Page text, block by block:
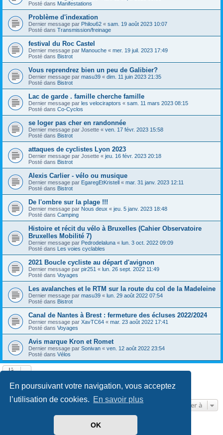
En poursuivant votre navigation, vous acceptez
l’utilisation de cookies. En savoir plus
OK
Posté dans Manifestations
Problème d'indexation
Dernier message par Philou62 « sam. 19 août 2023 10:07
Posté dans Transmission/freinage
festival du Roc Castel
Dernier message par Manouche « mer. 19 juil. 2023 17:49
Posté dans Bistrot
Vous reprendrez bien un peu de Galibier?
Dernier message par masu39 « dim. 11 juin 2023 21:35
Posté dans Bistrot
Lac de garde . famille cherche famille
Dernier message par les velociraptors « sam. 11 mars 2023 08:15
Posté dans Co-Cyclos
se loger pas cher en randonnée
Dernier message par Josette « ven. 17 févr. 2023 15:58
Posté dans Bistrot
attaques de cyclistes Lyon 2023
Dernier message par Josette « jeu. 16 févr. 2023 20:18
Posté dans Bistrot
Alexis Carlier - vélo ou musique
Dernier message par EgaregEtKristell « mar. 31 janv. 2023 12:11
Posté dans Bistrot
De l'ombre sur la plage !!!
Dernier message par Nous deux « jeu. 5 janv. 2023 18:48
Posté dans Camping
Histoire et récit du vélo à Bruxelles (Cahier Observatoire
Bruxelles Mobilité 7)
Dernier message par Pedrodelaluna « lun. 3 oct. 2022 09:09
Posté dans Les voies cyclables
2021 Boucle cycliste au départ d'avignon
Dernier message par pir251 « lun. 26 sept. 2022 11:49
Posté dans Voyages
Les avalanches et le RTM sur la route du col de la Madeleine
Dernier message par masu39 « lun. 29 août 2022 07:54
Posté dans Bistrot
Canal de Nantes à Brest : fermeture des écluses 2022/2024
Dernier message par XavTC64 « mar. 23 août 2022 17:41
Posté dans Voyages
Avis marque Kron et Romet
Dernier message par Sonivan « ven. 12 août 2022 23:54
Posté dans Vélos
602 résultats trouvés Page1sur13
1 2 3 4 5 … 13
Aller à
phpBB ® Forum Software © phpBB Limited
phpBB-fr.com